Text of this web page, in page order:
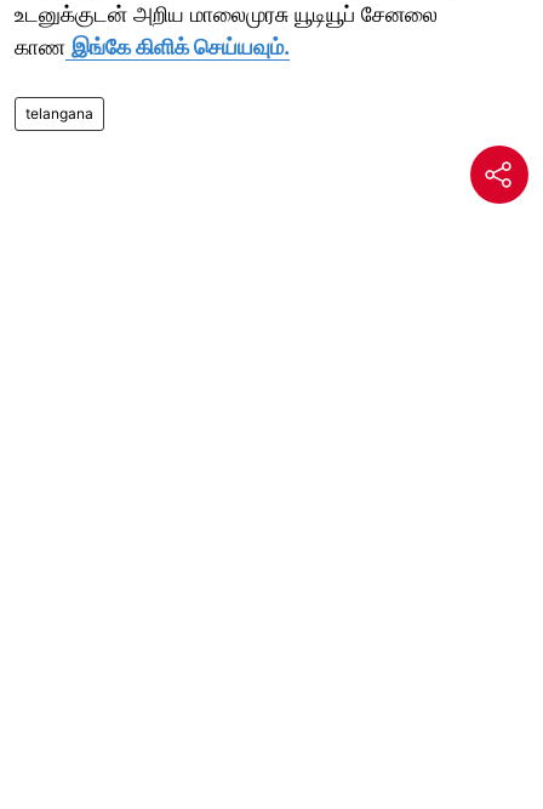
உடனுக்குடன் அறிய மாலைமுரசு யூடியூப் சேனலை
காண இங்கே கிளிக் செய்யவும்.
telangana